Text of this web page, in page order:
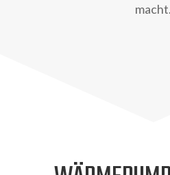
macht.